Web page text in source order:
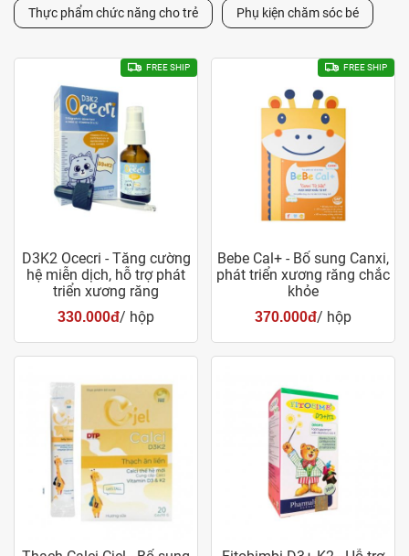
Thực phẩm chức năng cho trẻ Phụ kiện chăm sóc bé
FREE SHIP
D3K2 Ocecri - Tăng cường
hệ miễn dịch, hỗ trợ phát
triển xương răng
330.000đ/ hộp
FREE SHIP
Bebe Cal+ - Bổ sung Canxi,
phát triển xương răng chắc
khỏe
370.000đ/ hộp